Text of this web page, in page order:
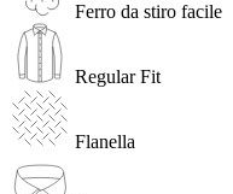
Ferro da stiro facile
Regular Fit
Flanella